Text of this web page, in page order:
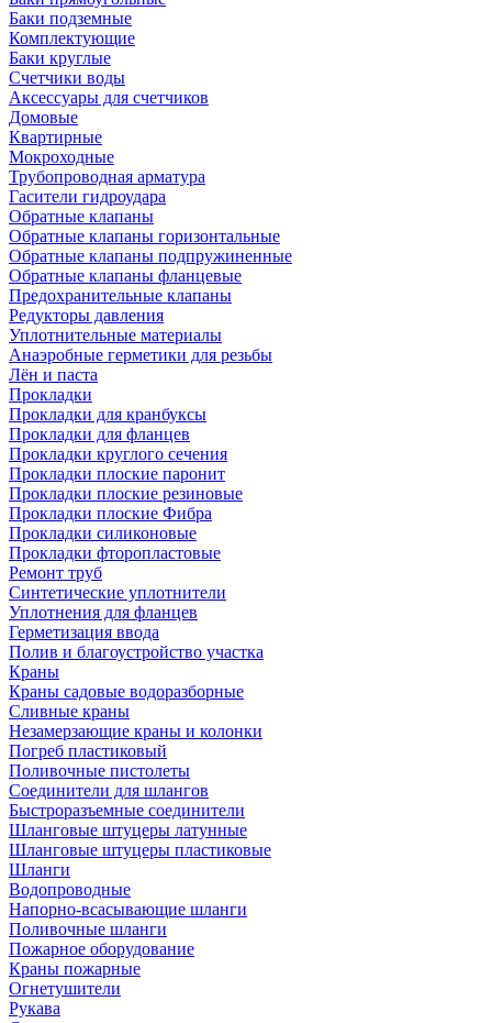
Баки подземные
Комплектующие
Баки круглые
Счетчики воды
Аксессуары для счетчиков
Домовые
Квартирные
Мокроходные
Трубопроводная арматура
Гасители гидроудара
Обратные клапаны
Обратные клапаны горизонтальные
Обратные клапаны подпружиненные
Обратные клапаны фланцевые
Предохранительные клапаны
Редукторы давления
Уплотнительные материалы
Анаэробные герметики для резьбы
Лён и паста
Прокладки
Прокладки для кранбуксы
Прокладки для фланцев
Прокладки круглого сечения
Прокладки плоские паронит
Прокладки плоские резиновые
Прокладки плоские Фибра
Прокладки силиконовые
Прокладки фторопластовые
Ремонт труб
Синтетические уплотнители
Уплотнения для фланцев
Герметизация ввода
Полив и благоустройство участка
Краны
Краны садовые водоразборные
Сливные краны
Незамерзающие краны и колонки
Погреб пластиковый
Поливочные пистолеты
Соединители для шлангов
Быстроразъемные соединители
Шланговые штуцеры латунные
Шланговые штуцеры пластиковые
Шланги
Водопроводные
Напорно-всасывающие шланги
Поливочные шланги
Пожарное оборудование
Краны пожарные
Огнетушители
Рукава